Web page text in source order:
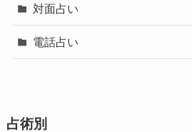
対面占い
電話占い
占術別